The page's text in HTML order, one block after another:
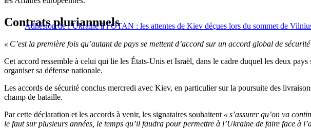
Adhésion de l’Ukraine à l’OTAN : les attentes de Kiev déçues lors du sommet de
Contrats pluriannuels
« C’est la première fois qu’autant de pays se mettent d’accord sur un accord global de
Cet accord ressemble à celui qui lie les États-Unis et Israël, dans le cadre duquel les deux
organiser sa défense nationale.
Les accords de sécurité conclus mercredi avec Kiev, en particulier sur la poursuite des
champ de bataille.
Par cette déclaration et les accords à venir, les signataires souhaitent « s’assurer qu’on va
le faut sur plusieurs années, le temps qu’il faudra pour permettre à l’Ukraine de faire face à